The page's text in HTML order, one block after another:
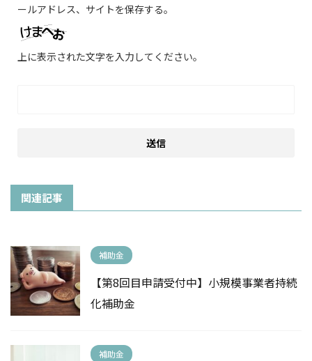
ールアドレス、サイトを保存する。
上に表示された文字を入力してください。
関連記事
補助金
【第8回目申請受付中】小規模事業者持続
化補助金
補助金